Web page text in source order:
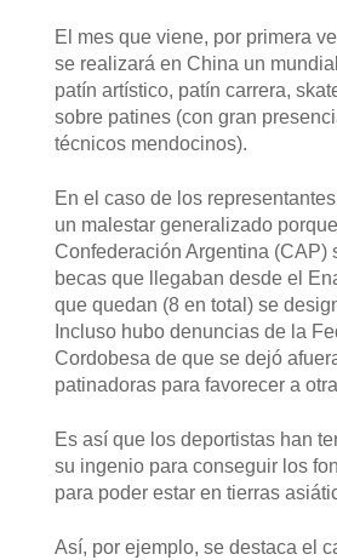
El mes que viene, por primera
se realizará en China un
patín artístico, patín carrera,
sobre patines (con gran
técnicos mendocinos).
En el caso de los
un malestar generalizado
Confederación Argentina (CAP)
becas que llegaban desde el
que quedan (8 en total) se
Incluso hubo denuncias de la
Cordobesa de que se dejó
patinadoras para favorecer a
Es así que los deportistas han
su ingenio para conseguir los
para poder estar en tierras
Así, por ejemplo, se destaca el